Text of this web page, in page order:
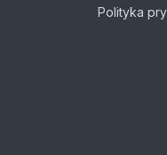
Polityka